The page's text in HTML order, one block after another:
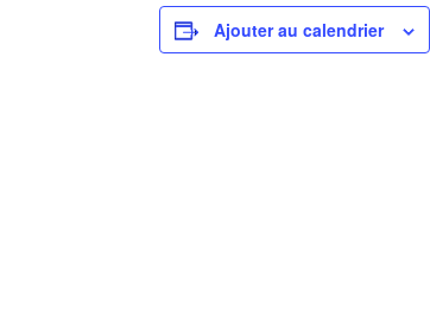
Ajouter au calendrier